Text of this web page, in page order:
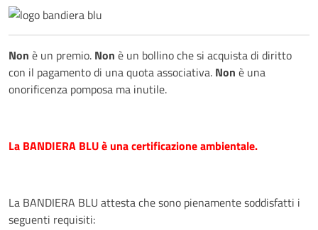
Non è un premio. Non è un bollino che si acquista di diritto
con il pagamento di una quota associativa. Non è una
onorificenza pomposa ma inutile.
La BANDIERA BLU è una certificazione ambientale.
La BANDIERA BLU attesta che sono pienamente soddisfatti i
seguenti requisiti: